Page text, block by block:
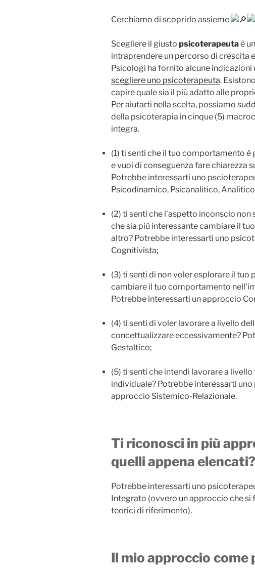
Cerchiamo di scoprirlo assieme
Scegliere il giusto psicoterapeutaè
intraprendere un percorso di crescita
Psicologi ha fornito alcune indicazioni
scegliere uno psicoterapeuta.
capire quale sia il più adatto alle
Per aiutarti nella scelta, possiamo
della psicoterapia in cinque (5)
integra.
(1) ti senti che il tuo comportamento
e vuoi di conseguenza fare chiarezza
Potrebbe interessarti uno
Psicodinamico, Psicanalitico,
(2) ti senti che l’aspetto inconscio
che sia più interessante cambiare il
altro? Potrebbe interessarti uno
Cognitivista;
(3) ti senti di non voler esplorare il
cambiare il tuo comportamento
Potrebbe interessarti un approccio
(4) ti senti di voler lavorare a livello
concettualizzare eccessivamente?
Gestaltico;
(5) ti senti che intendi lavorare a
individuale? Potrebbe interessarti
approccio Sistemico-Relazionale.
Ti riconosci in più
quelli appena elencati?
Potrebbe interessarti uno
Integrato (ovvero un approccio che
teorici di riferimento).
Il mio approccio come